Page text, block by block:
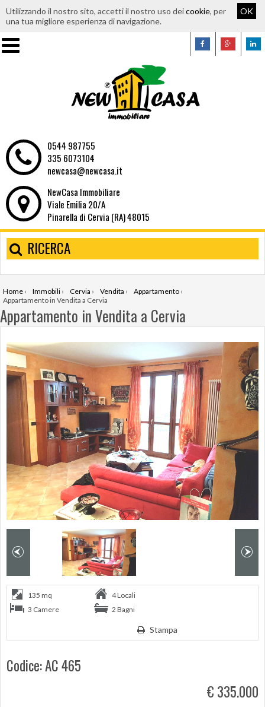
Utilizzando il nostro sito, accetti il nostro uso deicookie, per
una tua migliore esperienza di navigazione.
OK
0544 987755
335 6073104
newcasa@newcasa.it
NewCasa Immobiliare
Viale Emilia 20/A
Pinarella di Cervia (RA) 48015
RICERCA
Home › Immobili › Cervia › Vendita › Appartamento ›
Appartamento in Vendita a Cervia
Appartamento in Vendita a Cervia
135 mq
4 Locali
3 Camere
2 Bagni
Stampa
Codice: AC 465
€ 335.000